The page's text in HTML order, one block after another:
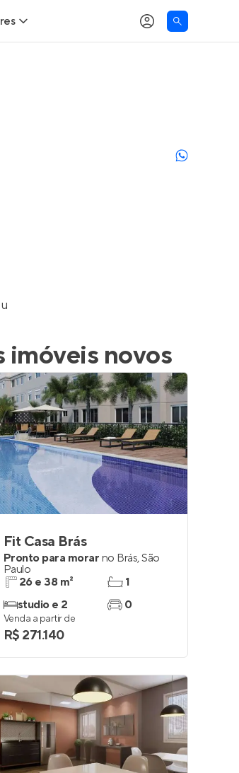
corretor
imóveis novos
Fit Casa Brás
Pronto para morar no Brás,São
Paulo
26 e 38 m²
studio e 2
1
0
Venda a partir de
R$ 271.140